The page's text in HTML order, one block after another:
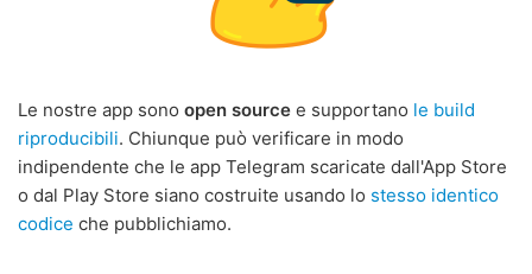
Le nostre app sono open source e supportano le build
riproducibili. Chiunque può verificare in modo
indipendente che le app Telegram scaricate dall'App Store
o dal Play Store siano costruite usando lo stesso identico
codice che pubblichiamo.